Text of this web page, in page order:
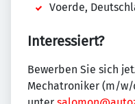
Voerde,
Interessiert?
Bewerben Sie sich
Mechatroniker (m/